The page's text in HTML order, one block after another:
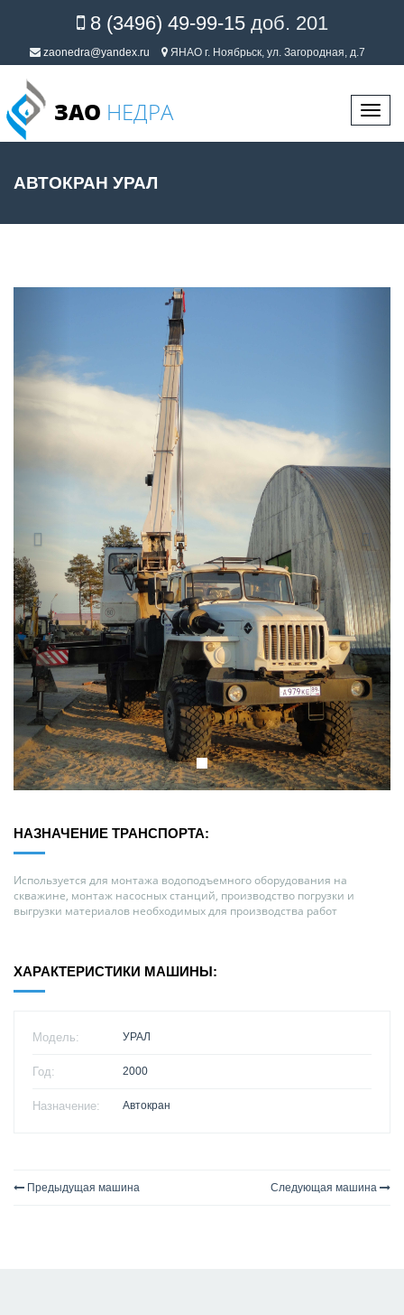
8 (3496) 49-99-15доб. 201
zaonedra@yandex.ru ЯНАО г. Ноябрьск, ул. Загородная, д.7
ЗАО НЕДРА
АВТОКРАН УРАЛ
НАЗНАЧЕНИЕ ТРАНСПОРТА:
Используется для монтажа водоподъемного оборудования на
скважине, монтаж насосных станций, производство погрузки и
выгрузки материалов необходимых для производства работ
ХАРАКТЕРИСТИКИ МАШИНЫ:
Модель: УРАЛ
Год: 2000
Назначение: Автокран
Предыдущая машина Следующая машина